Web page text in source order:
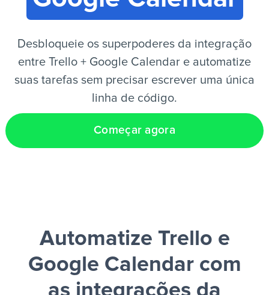
Desbloqueie os superpoderes da integração
entre Trello + Google Calendar e automatize
suas tarefas sem precisar escrever uma única
linha de código.
Começar agora
Automatize Trello e
Google Calendarcom